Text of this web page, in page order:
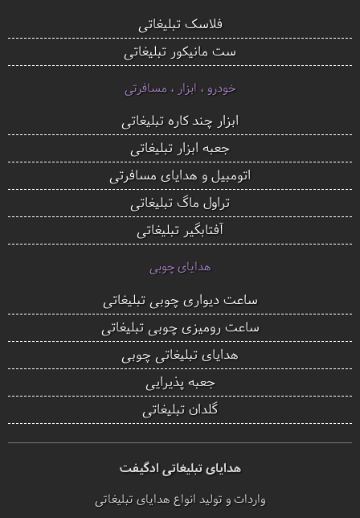
فلاسک تبلیغاتی
ست مانیکور تبلیغاتی
خودرو ، ابزار ، مسافرتی
ابزار چند کاره تبلیغاتی
جعبه ابزار تبلیغاتی
اتومبیل و هدایای مسافرتی
تراول ماگ تبلیغاتی
آفتابگیر تبلیغاتی
هدایای چوبی
ساعت دیواری چوبی تبلیغاتی
ساعت رومیزی چوبی تبلیغاتی
هدایای تبلیغاتی چوبی
جعبه پذیرایی
گلدان تبلیغاتی
هدایای تبلیغاتی ادگیفت
واردات و تولید انواع هدایای تبلیغاتی